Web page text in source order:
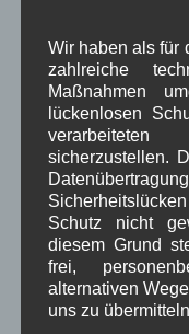
Zeitung
Bauernregel im
Was Juli und August
geraten.
Neueste
Wir haben als für
zahlreiche
Maßnahmen
lückenlosen
verarbeiteten
sicherzustellen.
Schutz nicht
diesem Grund
frei,
alternativen
uns zu